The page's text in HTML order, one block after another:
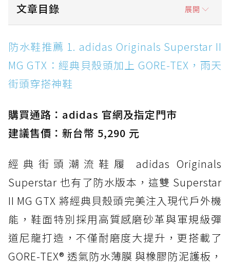
文章目錄 展開
防水鞋推薦 1. adidas Originals Superstar II
MG GTX：經典貝殼頭加上 GORE-TEX，雨天街
頭穿搭神鞋
防水鞋推薦 2. New Balance Hierro v9 GORE-
防水鞋推薦 3. Nike Dunk Low GORE-TEX：
經典 Dunk 輪廓加上防水科技，雨天穿搭帥度不
打折
防水鞋推薦 4. ASICS TRABUCO 14 GTX：搭
載 GORE-TEX 隱形貼合科技，全方位防水神鞋
防水鞋推薦 5. Salomon XT-6 GORE-TEX：潮
人必備山系鞋王！防滑、防水與街頭顏值一次攻
頂
防水鞋推薦 6. HOKA Stinson Evo GTX：越野
復刻厚底，GORE-TEX 防水與增高神器一次滿
防水鞋推薦 1. adidas Originals Superstar II
MG GTX：經典貝殼頭加上 GORE-TEX，雨天
街頭穿搭神鞋
購買通路：adidas 官網及指定門市
建議售價：新台幣 5,290 元
經典街頭潮流鞋履 adidas Originals
Superstar 也有了防水版本，這雙 Superstar
II MG GTX 將經典貝殼頭完美注入現代戶外機
能，鞋面特別採用高質感磨砂革與軍規級彈
道尼龍打造，不僅耐磨度大提升，更搭載了
GORE-TEX® 透氣防水薄膜 與橡膠防泥護板，